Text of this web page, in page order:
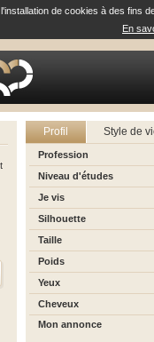
de cookies à des
En
Profil Style de
Profession
Niveau d'études
Je vis
Silhouette
Taille
Poids
Yeux
Cheveux
Mon annonce